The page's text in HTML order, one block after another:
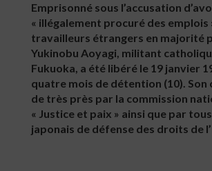
Emprisonné sous l’accusation
« illégalement procuré des emplois
travailleurs étrangers en majorité
Yukinobu Aoyagi, militant
Fukuoka, a été libéré le 19 janvier
quatre mois de détention (10). Son
de très près par la commission
« Justice et paix » ainsi que par
japonais de défense des droits de